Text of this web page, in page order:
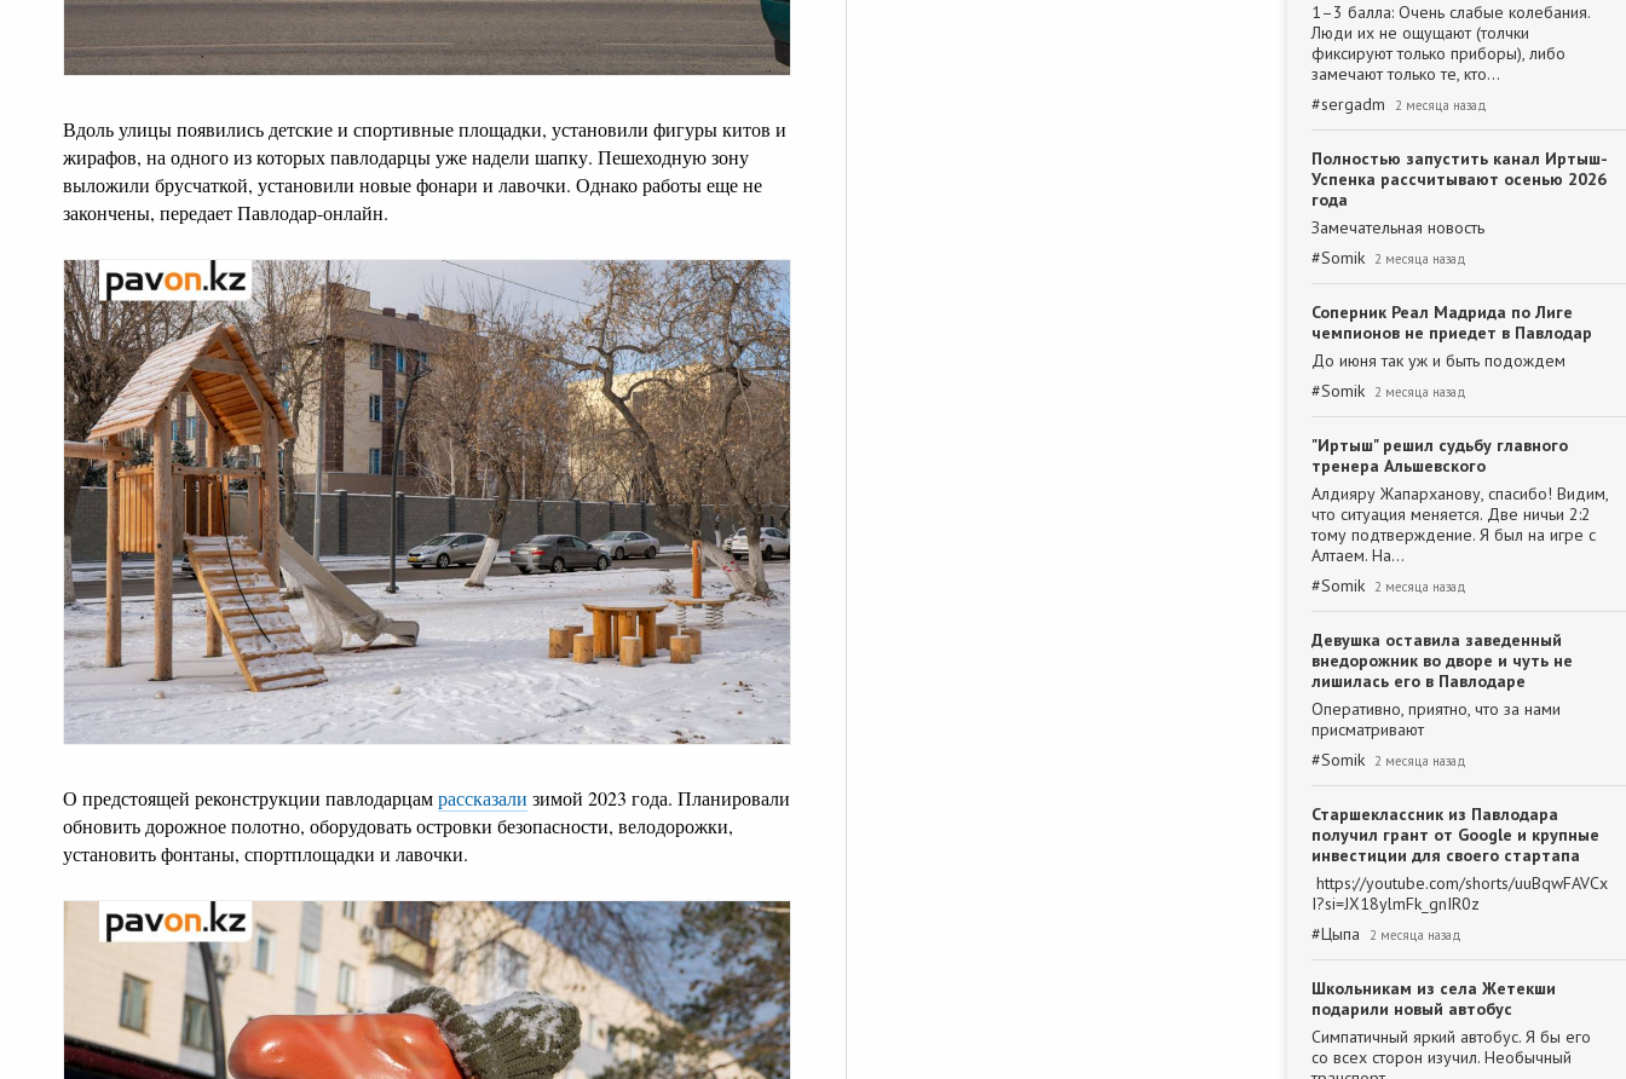
Вдоль улицы появились детские и спортивные площадки, установили фигуры китов и
жирафов, на одного из которых павлодарцы уже надели шапку. Пешеходную зону
выложили брусчаткой, установили новые фонари и лавочки. Однако работы еще не
закончены, передает Павлодар-онлайн.
О предстоящей реконструкции павлодарцамрассказали зимой 2023 года. Планировали
обновить дорожное полотно, оборудовать островки безопасности, велодорожки,
установить фонтаны, спортплощадки и лавочки.
1–3 балла: Очень слабые колебания.
Люди их не ощущают (толчки
фиксируют только приборы), либо
замечают только те, кто…
#sergadm 2 месяца назад
Полностью запустить канал Иртыш-
Успенка рассчитывают осенью 2026
года
Замечательная новость
#Somik 2 месяца назад
Соперник Реал Мадрида по Лиге
чемпионов не приедет в Павлодар
До июня так уж и быть подождем
#Somik 2 месяца назад
"Иртыш" решил судьбу главного
тренера Альшевского
Алдияру Жапарханову, спасибо! Видим,
что ситуация меняется. Две ничьи 2:2
тому подтверждение. Я был на игре с
Алтаем. На…
#Somik 2 месяца назад
Девушка оставила заведенный
внедорожник во дворе и чуть не
лишилась его в Павлодаре
Оперативно, приятно, что за нами
присматривают
#Somik 2 месяца назад
Старшеклассник из Павлодара
получил грант от Google и крупные
инвестиции для своего стартапа
https://youtube.com/shorts/uuBqwFAVCx
I?si=JX18ylmFk_gnIR0z
#Цыпа 2 месяца назад
Школьникам из села Жетекши
подарили новый автобус
Симпатичный яркий автобус. Я бы его
со всех сторон изучил. Необычный